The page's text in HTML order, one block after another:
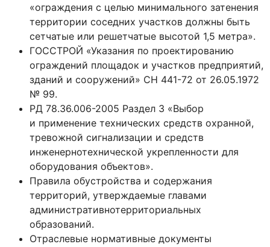
«ограждения с целью минимального затенения
территории соседних участков должны быть
сетчатые или решетчатые высотой 1,5 метра».
ГОССТРОЙ «Указания по проектированию
ограждений площадок и участков предприятий,
зданий и сооружений» СН 441-72 от 26.05.1972
№ 99.
РД 78.36.006-2005 Раздел 3 «Выбор
и применение технических средств охранной,
тревожной сигнализации и средств
инженернотехнической укрепленности для
оборудования объектов».
Правила обустройства и содержания
территорий, утверждаемые главами
административнотерриториальных
образований.
Отраслевые нормативные документы